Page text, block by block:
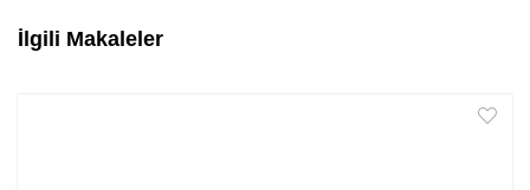
İlgili Makaleler